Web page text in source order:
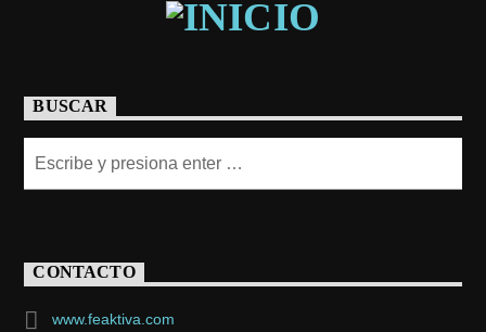
BUSCAR
CONTACTO
www.feaktiva.com